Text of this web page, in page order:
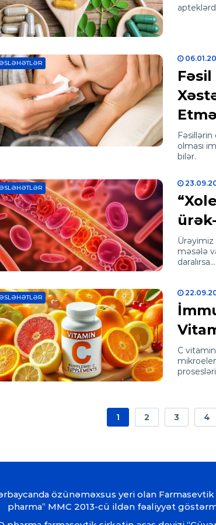
olması
bilər.
Ürəyimiz
məsələ
daralırsa…
C
1 2 3 4
özünəməxsus yeri olan Farmasevtik
pharma” MMC 2013-cü ildən fəaliyyət